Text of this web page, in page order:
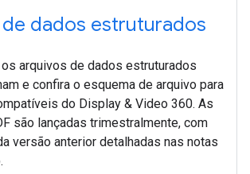
dados estruturados
os arquivos de dados estruturados
e confira o esquema de arquivo para
do Display & Video 360. As
são lançadas trimestralmente, com
versão anterior detalhadas nas notas